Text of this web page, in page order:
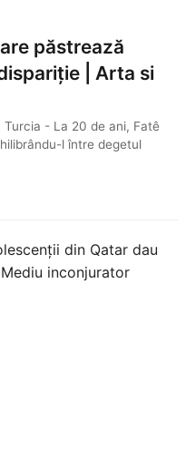
păstrează
| Arta si
Turcia - La 20 de ani, Fatê
l între degetul